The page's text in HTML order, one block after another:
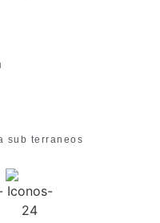
sub terraneos